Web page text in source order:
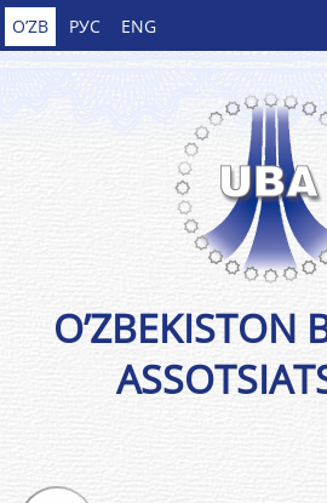
O’ZB РУС ENG
O’ZBEKISTON